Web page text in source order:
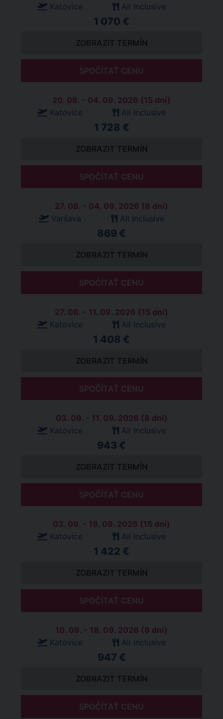
Katovice
All Inclusive
1 070 €
ZOBRAZIT TERMÍN
SPOČÍTAŤ CENU
20. 08. - 04. 09. 2026 (15 dní)
Katovice
All Inclusive
1 728 €
ZOBRAZIT TERMÍN
SPOČÍTAŤ CENU
27. 08. - 04. 09. 2026 (8 dní)
Varšava
All Inclusive
869 €
ZOBRAZIT TERMÍN
SPOČÍTAŤ CENU
27. 08. - 11. 09. 2026 (15 dní)
Katovice
All Inclusive
1 408 €
ZOBRAZIT TERMÍN
SPOČÍTAŤ CENU
03. 09. - 11. 09. 2026 (8 dní)
Katovice
All Inclusive
943 €
ZOBRAZIT TERMÍN
SPOČÍTAŤ CENU
03. 09. - 18. 09. 2026 (15 dní)
Katovice
All Inclusive
1 422 €
ZOBRAZIT TERMÍN
SPOČÍTAŤ CENU
10. 09. - 18. 09. 2026 (8 dní)
Katovice
All Inclusive
947 €
ZOBRAZIT TERMÍN
SPOČÍTAŤ CENU